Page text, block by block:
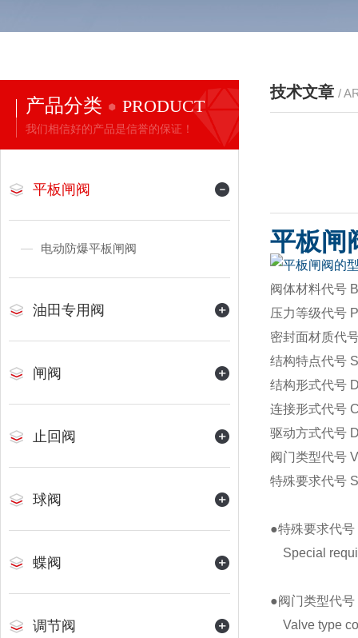
产品分类 PRODUCT
我们相信好的产品是信誉的保证！
平板闸阀
电动防爆平板闸阀
油田专用阀
闸阀
止回阀
球阀
蝶阀
调节阀
技术文章 /
平板闸
阀体材料代号
压力等级代号
密封面材质代
结构特点代号
结构形式代号
连接形式代号
驱动方式代号
阀门类型代号
特殊要求代号
●特殊要求代
Special
●阀门类型代
Valve type